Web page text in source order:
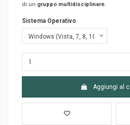
di un gruppo multidisciplinare.
Sistema Operativo
Aggiungi al